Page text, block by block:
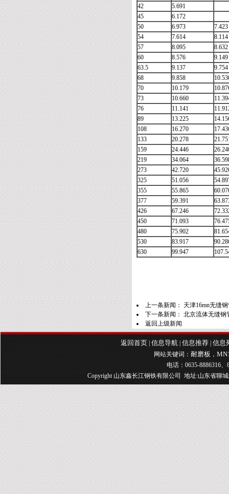
42
5.691
45
6.172
50
6.973
7.423
54
7.614
8.114
57
8.095
8.632
60
8.576
9.149
63.5
9.137
9.754
68
9.858
70
10.179
73
10.660
76
11.141
89
13.225
108
16.270
133
20.278
159
24.446
219
34.064
273
42.720
325
51.056
355
55.865
377
59.391
426
67.246
450
71.093
480
75.902
530
83.917
630
99.947
上一条新闻：
天津16mn无缝
下一条新闻： 北京流体无缝
返回上级新闻
返回首页|信息导航|信息推荐|信息
网站关键词：耐磨板，
电话：0635-8886316
Copyright 山东鑫长江钢铁有限公司 地址:山东省聊